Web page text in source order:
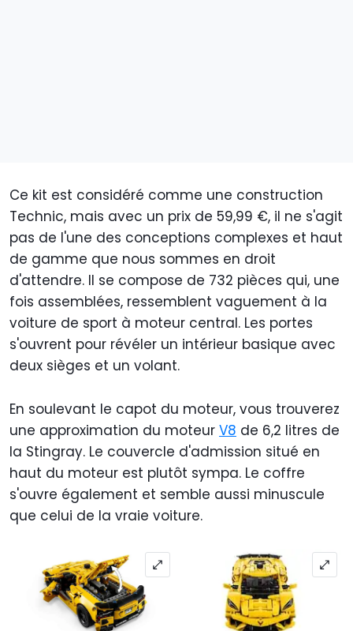
Ce kit est considéré comme une construction
Technic, mais avec un prix de 59,99 €, il ne s'agit
pas de l'une des conceptions complexes et haut
de gamme que nous sommes en droit
d'attendre. Il se compose de 732 pièces qui, une
fois assemblées, ressemblent vaguement à la
voiture de sport à moteur central. Les portes
s'ouvrent pour révéler un intérieur basique avec
deux sièges et un volant.
En soulevant le capot du moteur, vous trouverez
une approximation du moteur V8 de 6,2 litres de
la Stingray. Le couvercle d'admission situé en
haut du moteur est plutôt sympa. Le coffre
s'ouvre également et semble aussi minuscule
que celui de la vraie voiture.